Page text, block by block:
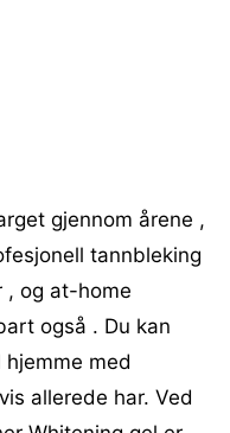
gjennom årene ,
tannbleking
, og at-home
også . Du kan
med
allerede har. Ved